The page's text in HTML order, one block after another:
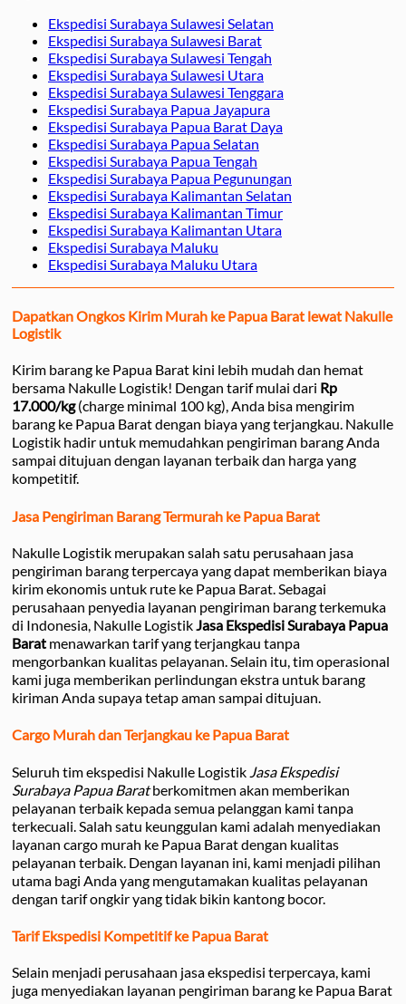
Ekspedisi Surabaya Sulawesi Selatan
Ekspedisi Surabaya Sulawesi Barat
Ekspedisi Surabaya Sulawesi Tengah
Ekspedisi Surabaya Sulawesi Utara
Ekspedisi Surabaya Sulawesi Tenggara
Ekspedisi Surabaya Papua Jayapura
Ekspedisi Surabaya Papua Barat Daya
Ekspedisi Surabaya Papua Selatan
Ekspedisi Surabaya Papua Tengah
Ekspedisi Surabaya Papua Pegunungan
Ekspedisi Surabaya Kalimantan Selatan
Ekspedisi Surabaya Kalimantan Timur
Ekspedisi Surabaya Kalimantan Utara
Ekspedisi Surabaya Maluku
Ekspedisi Surabaya Maluku Utara
Dapatkan Ongkos Kirim Murah ke Papua Barat lewat Nakulle
Logistik
Kirim barang ke Papua Barat kini lebih mudah dan hemat
bersama Nakulle Logistik! Dengan tarif mulai dari Rp
17.000/kg(charge minimal 100 kg), Anda bisa mengirim
barang ke Papua Barat dengan biaya yang terjangkau. Nakulle
Logistik hadir untuk memudahkan pengiriman barang Anda
sampai ditujuan dengan layanan terbaik dan harga yang
kompetitif.
Jasa Pengiriman Barang Termurah ke Papua Barat
Nakulle Logistik merupakan salah satu perusahaan jasa
pengiriman barang terpercaya yang dapat memberikan biaya
kirim ekonomis untuk rute ke Papua Barat. Sebagai
perusahaan penyedia layanan pengiriman barang terkemuka
di Indonesia, Nakulle LogistikJasa Ekspedisi Surabaya Papua
Barat menawarkan tarif yang terjangkau tanpa
mengorbankan kualitas pelayanan. Selain itu, tim operasional
kami juga memberikan perlindungan ekstra untuk barang
kiriman Anda supaya tetap aman sampai ditujuan.
Cargo Murah dan Terjangkau ke Papua Barat
Seluruh tim ekspedisi Nakulle Logistik Jasa Ekspedisi
Surabaya Papua Baratberkomitmen akan memberikan
pelayanan terbaik kepada semua pelanggan kami tanpa
terkecuali. Salah satu keunggulan kami adalah menyediakan
layanan cargo murah ke Papua Barat dengan kualitas
pelayanan terbaik. Dengan layanan ini, kami menjadi pilihan
utama bagi Anda yang mengutamakan kualitas pelayanan
dengan tarif ongkir yang tidak bikin kantong bocor.
Tarif Ekspedisi Kompetitif ke Papua Barat
Selain menjadi perusahaan jasa ekspedisi terpercaya, kami
juga menyediakan layanan pengiriman barang ke Papua Barat